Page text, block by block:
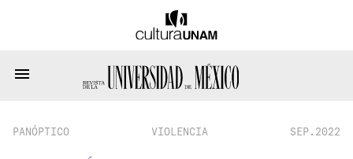
PANÓPTICO VIOLENCIA SEP.2022